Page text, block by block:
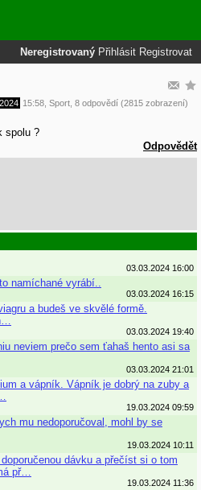
Neregistrovaný Přihlásit Registrovat
15:58 Sport , 8 odpovědí (2815 zobrazení)
spolu ?
Odpovědět
03.03.2024 16:00
namíchané vyrábí..
03.03.2024 16:15
a budeš ve skvělé formě.
03.03.2024 19:40
neviem prečo sem ťahaš hento asi sa
03.03.2024 21:01
a vápník. Vápník je dobrý na zuby a
19.03.2024 09:59
mu nedoporučoval, mohl by se
19.03.2024 10:11
dávku a přečíst si o tom
př…
19.03.2024 11:36